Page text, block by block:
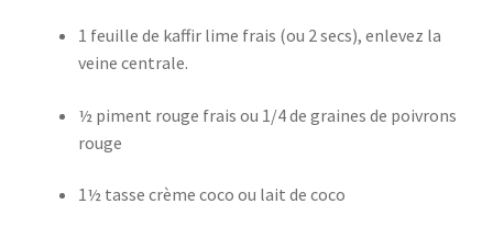
1 feuille de kaffir lime frais (ou 2 secs), enlevez la
veine centrale.
½ piment rouge frais ou 1/4 de graines de poivrons
rouge
1½ tasse crème coco ou lait de coco